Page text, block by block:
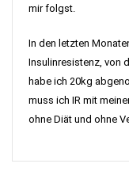
mir folgst.
In den letzten
Insulinresistenz, von
habe ich 20kg
muss ich IR mit
ohne Diät und ohne